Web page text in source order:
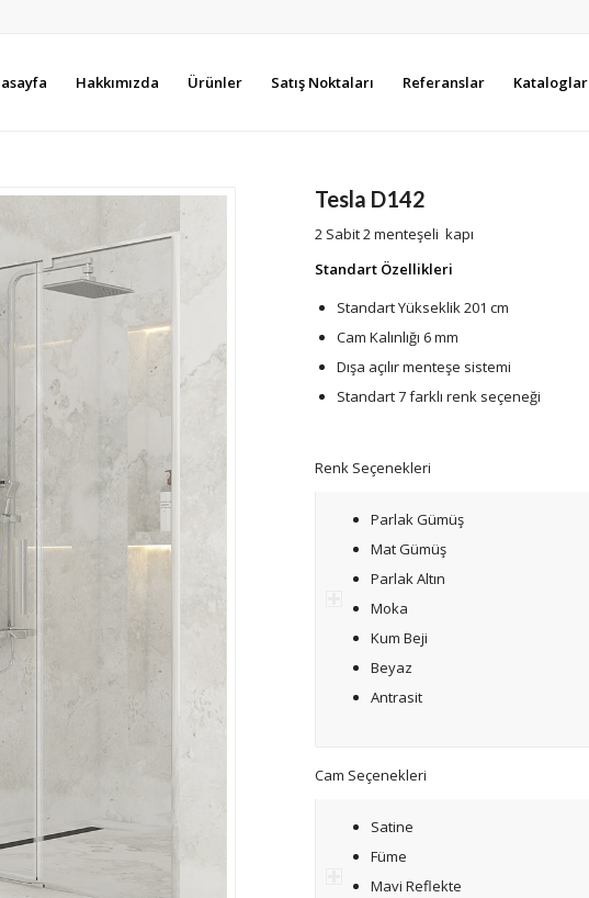
Hakkımızda Ürünler Satış Noktaları Referanslar Kataloglar
Tesla D142
2 Sabit 2 menteşeli kapı
Standart Özellikleri
Standart Yükseklik 201 cm
Cam Kalınlığı 6 mm
Dışa açılır menteşe sistemi
Standart 7 farklı renk seçeneği
Renk Seçenekleri
Parlak Gümüş
Mat Gümüş
Parlak Altın
Moka
Kum Beji
Beyaz
Antrasit
Cam Seçenekleri
Satine
Füme
Mavi Reflekte